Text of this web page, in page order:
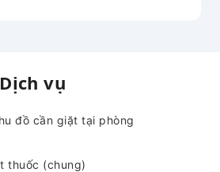
vụ
đồ cần giặt tại phòng
thuốc (chung)